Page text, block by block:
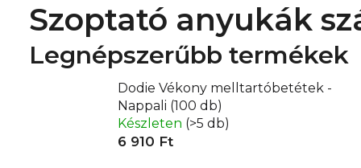
Szoptató anyukák
Legnépszerűbb termékek
Dodie Vékony melltartóbetétek -
Nappali (100 db)
Készleten (>5 db)
6 910 Ft